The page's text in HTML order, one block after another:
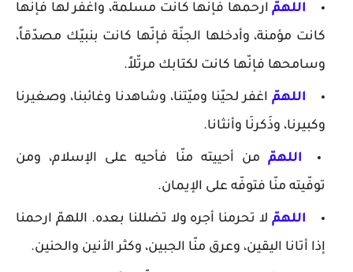
اللهمّ ارحمها فإنّها كانت مسلمة، واغفر لها فإنّها
كانت مؤمنة، وأدخلها الجنّة فإنّها كانت بنبيّك مصدّقاً،
وسامحها فإنّها كانت لكتابك مرتّلاً.
اللهمّ اغفر لحيّنا وميّتنا، وشاهدنا وغائبنا، وصغيرنا
وكبيرنا، وذَكرنَا وأنثانا.
اللهمّ من أحييته منّا فأحيه على الإسلام، ومن
توفّيته منّا فتوفّه على الإيمان.
اللهمّ لا تحرمنا أجره ولا تضللنا بعده. اللهمّ ارحمنا
إذا أتانا اليقين، وعرق منّا الجبين، وكثر الأنين والحنين.